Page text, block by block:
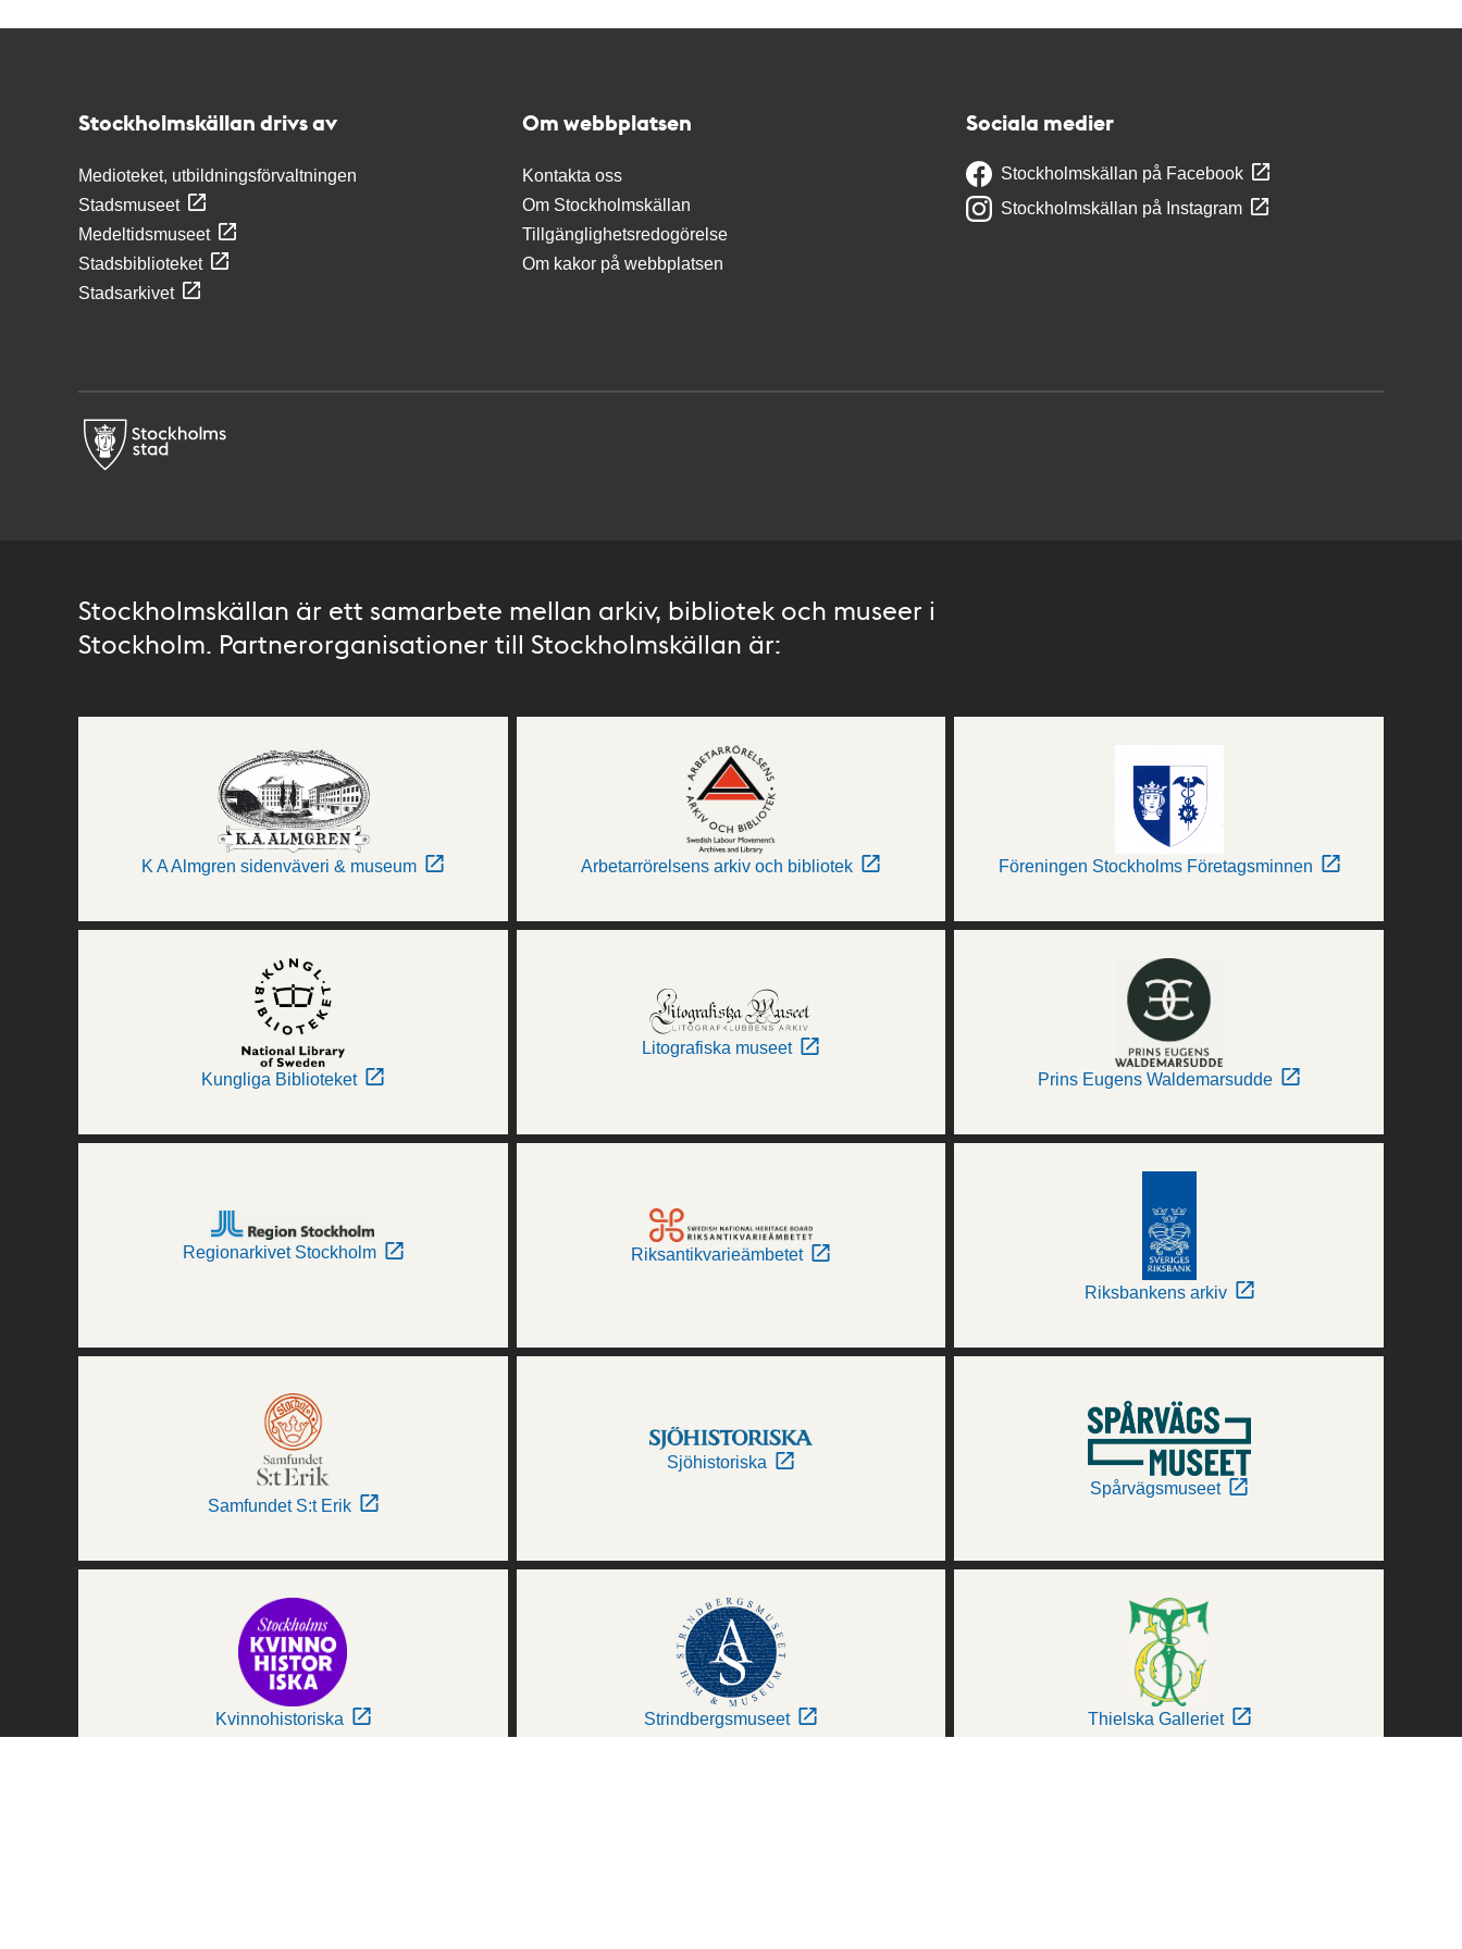
Stockholmskällan drivs av
Medioteket, utbildningsförvaltningen
Stadsmuseet
Medeltidsmuseet
Stadsbiblioteket
Stadsarkivet
Om webbplatsen
Kontakta oss
Om Stockholmskällan
Tillgänglighetsredogörelse
Om kakor på webbplatsen
Sociala medier
Stockholmskällan på Facebook
Stockholmskällan på Instagram
Stockholmskällan är ett samarbete mellan arkiv, bibliotek och museer i
Stockholm. Partnerorganisationer till Stockholmskällan är:
K A Almgren sidenväveri & museum Arbetarrörelsens arkiv och bibliotek Föreningen Stockholms Företagsminnen
Kungliga Biblioteket
Litografiska museet
Prins Eugens Waldemarsudde
Regionarkivet Stockholm Riksantikvarieämbetet
Riksbankens arkiv
Samfundet S:t Erik
Sjöhistoriska
Spårvägsmuseet
Kvinnohistoriska Strindbergsmuseet Thielska Galleriet